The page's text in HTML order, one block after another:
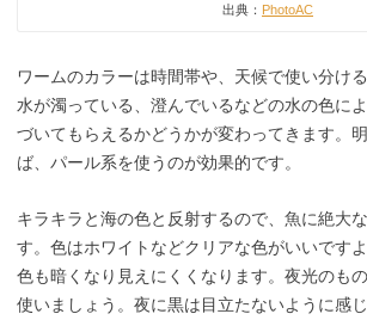
出典： PhotoAC
ワームのカラーは時間帯や、天候で使い分け
水が濁っている、澄んでいるなどの水の色に
づいてもらえるかどうかが変わってきます。
ば、パール系を使うのが効果的です。
キラキラと海の色と反射するので、魚に絶大
す。色はホワイトなどクリアな色がいいです
色も暗くなり見えにくくなります。夜光のも
使いましょう。夜に黒は目立たないように感